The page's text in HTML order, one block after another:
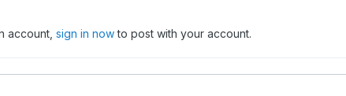
account, sign in nowto post with your account.